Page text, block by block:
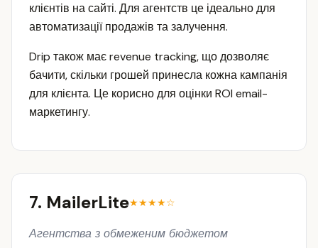
клієнтів на сайті. Для агентств це ідеально для
автоматизації продажів та залучення.
Drip також має revenue tracking, що дозволяє
бачити, скільки грошей принесла кожна кампанія
для клієнта. Це корисно для оцінки ROI email-
маркетингу.
7. MailerLite★★★★☆
Агентства з обмеженим бюджетом